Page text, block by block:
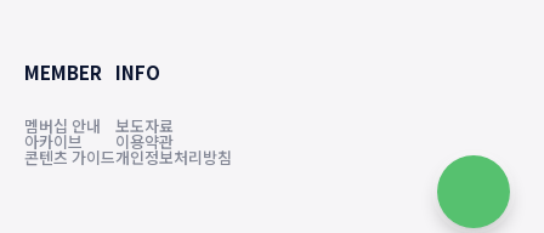
MEMBER
멤버십 안내
아카이브
콘텐츠 가이드
INFO
보도자료
이용약관
개인정보처리방침